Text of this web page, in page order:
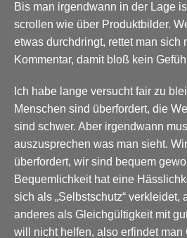
Bis man irgendwann in der Lage
scrollen wie über Produktbilder.
etwas durchdringt, rettet man sich
Kommentar, damit bloß kein
Ich habe lange versucht fair zu
Menschen sind überfordert, die
sind schwer. Aber irgendwann
auszusprechen was man sieht.
überfordert, wir sind bequem
Bequemlichkeit hat eine
sich als „Selbstschutz“ verkleidet,
anderes als Gleichgültigkeit mit
will nicht helfen, also erfindet man